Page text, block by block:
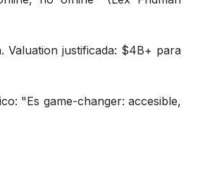
Valuation justificada: $4B+ para
"Es game-changer: accesible,